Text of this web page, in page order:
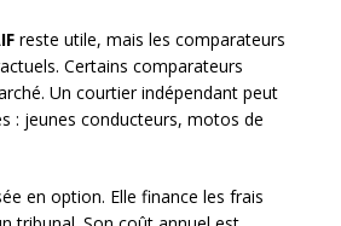
reste utile, mais les comparateurs
Certains comparateurs
Un courtier indépendant peut
: jeunes conducteurs, motos de
en option. Elle finance les frais